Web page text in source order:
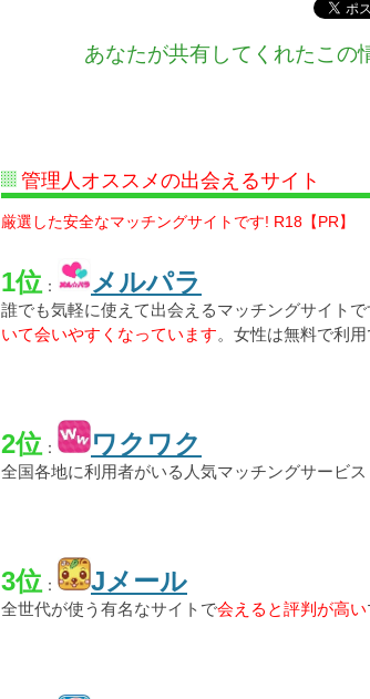
あなたが共有してくれたこの
管理人オススメの出会えるサイト
厳選した安全なマッチングサイトです! R18【PR】
1位： メルパラ
誰でも気軽に使えて出会えるマッチングサイト
いて会いやすくなっています。女性は無料で利用
2位： ワクワク
全国各地に利用者がいる人気マッチングサービス
3位： Jメール
全世代が使う有名なサイトで会えると評判が高い